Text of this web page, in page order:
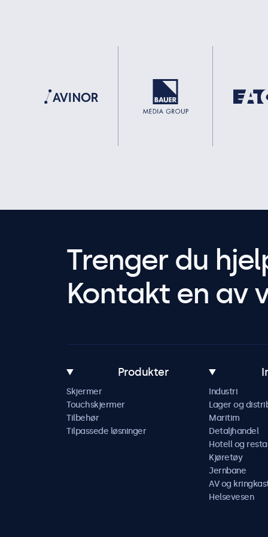
Trenger du
Kontakt en av
Produkter
Skjermer
Touchskjermer
Tilbehør
Tilpassede løsninger
Industri
Lager og
Maritim
Detaljhandel
Hotell og
Kjøretøy
Jernbane
AV og
Helsevesen